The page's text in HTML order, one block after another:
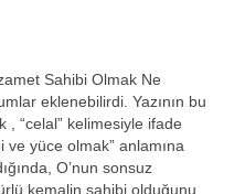
Sahibi Olmak Ne
eklenebilirdi. Yazının bu
, “celal” kelimesiyle ifade
yüce olmak” anlamına
O’nun sonsuz
kemalin sahibi olduğunu